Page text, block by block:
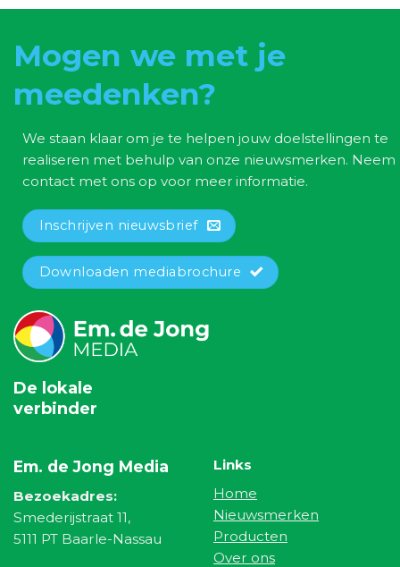
Mogen we met je
meedenken?
We staan klaar om je te helpen jouw doelstellingen te
realiseren met behulp van onze nieuwsmerken. Neem
contact met ons op voor meer informatie.
Inschrijven nieuwsbrief
Downloaden mediabrochure
De lokale
verbinder
Em. de Jong Media
Bezoekadres:
Smederijstraat 11,
5111 PT Baarle-Nassau
Links
Home
Nieuwsmerken
Producten
Over ons